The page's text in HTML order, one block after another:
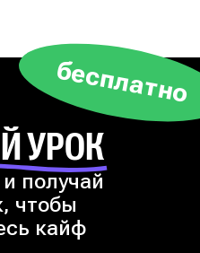
УРОК
бесплатно
получай
чтобы
кайф